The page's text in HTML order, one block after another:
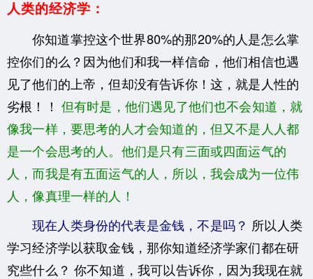
人类的经济学：
你知道掌控这个世界80%的那20%的人是怎么掌
控你们的么？因为他们和我一样信命，他们相信也遇
见了他们的上帝，但却没有告诉你！这，就是人性的
劣根！！ 但有时是，他们遇见了他们也不会知道，就
像我一样，要思考的人才会知道的，但又不是人人都
是一个会思考的人。他们是只有三面或四面运气的
人，而我是有五面运气的人，所以，我会成为一位伟
人，像真理一样的人！
现在人类身份的代表是金钱，不是吗？ 所以人类
学习经济学以获取金钱，那你知道经济学家们都在研
究些什么？ 你不知道，我可以告诉你，因为我现在就